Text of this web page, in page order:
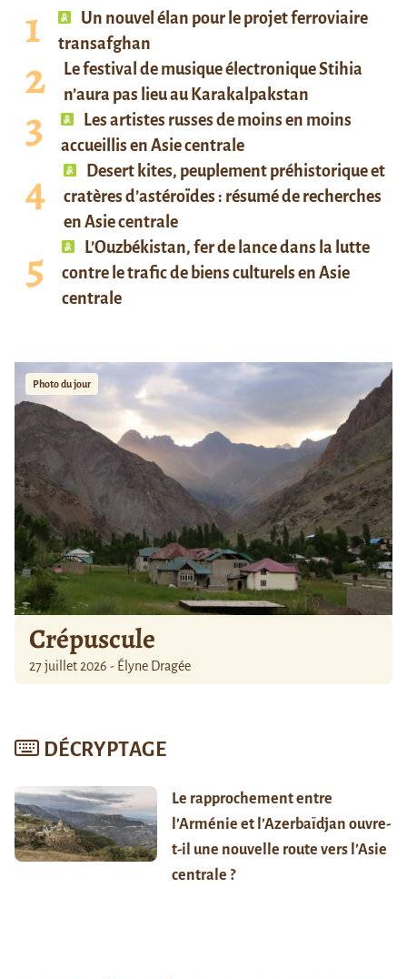
Un nouvel élan pour le projet ferroviaire
transafghan
Le festival de musique électronique Stihia
n’aura pas lieu au Karakalpakstan
Les artistes russes de moins en moins
accueillis en Asie centrale
Desert kites, peuplement préhistorique et
cratères d’astéroïdes : résumé de recherches
en Asie centrale
L’Ouzbékistan, fer de lance dans la lutte
contre le trafic de biens culturels en Asie
centrale
Photo du jour
Crépuscule
27 juillet 2026 - Élyne Dragée
DÉCRYPTAGE
Le rapprochement entre
l’Arménie et l’Azerbaïdjan ouvre-
t-il une nouvelle route vers l’Asie
centrale ?